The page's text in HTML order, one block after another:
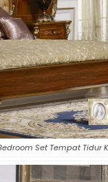
Set Tempat Tidur